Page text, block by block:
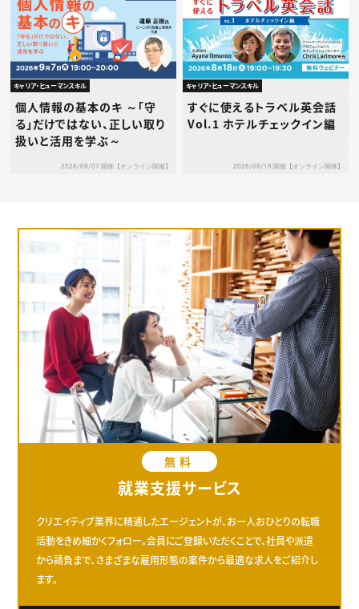
キャリア・ヒューマンスキル
個人情報の基本のキ ～「守
る」だけではない、正しい取り
扱いと活用を学ぶ～
2026/09/07 開催【オンライン開催】
キャリア・ヒューマンスキル
すぐに使えるトラベル英会話
Vol.1 ホテルチェックイン編
2026/08/18 開催【オンライン開催】
無料
就業支援サービス
クリエイティブ業界に精通したエージェントが、お一人おひとりの転職
活動をきめ細かくフォロー。会員にご登録いただくことで、社員や派遣
から請負まで、さまざまな雇用形態の案件から最適な求人をご紹介し
ます。